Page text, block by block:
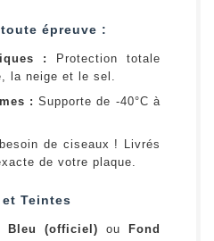
épreuve :
:
Protection totale
la neige et le sel.
: Supporte de -40°C à
de ciseaux ! Livrés
de votre plaque.
Teintes
Bleu (officiel) ou
Fond